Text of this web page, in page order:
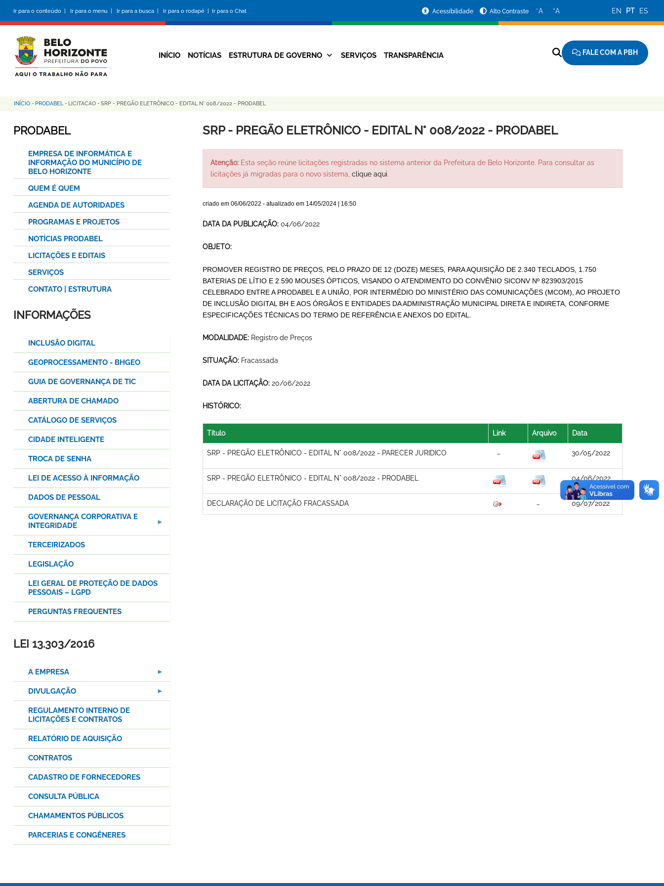
conteúdo
principal
Ir para o conteúdo | Ir para o menu | Ir para a busca | Ir para o rodapé | Ir para o Chat
da
Prefeitura
Acessibilidade Alto Contraste −A +A EN PT ES
Navegação
INÍCIO NOTÍCIAS ESTRUTURA DE GOVERNO SERVIÇOS TRANSPARÊNCIA FALE COM A PBH
Trilha
de
INÍCIO - PRODABEL - LICITACAO - SRP - PREGÃO ELETRÔNICO - EDITAL N° 008/2022 - PRODABEL
SRP - PREGÃO ELETRÔNICO - EDITAL N° 008/2022 - PRODABEL
Atenção:Esta seção reúne licitações registradas no sistema anterior da Prefeitura de Belo Horizonte. Para consultar as
licitações já migradas para o novo sistema, clique aqui.
criado em 06/06/2022 - atualizado em 14/05/2024 | 16:50
DATA DA PUBLICAÇÃO: 04/06/2022
OBJETO:
PROMOVER REGISTRO DE PREÇOS, PELO PRAZO DE 12 (DOZE) MESES, PARA AQUISIÇÃO DE 2.340 TECLADOS, 1.750
BATERIAS DE LÍTIO E 2.590 MOUSES ÓPTICOS, VISANDO O ATENDIMENTO DO CONVÊNIO SICONV Nº 823903/2015
CELEBRADO ENTRE A PRODABEL E A UNIÃO, POR INTERMÉDIO DO MINISTÉRIO DAS COMUNICAÇÕES (MCOM), AO PROJETO
DE INCLUSÃO DIGITAL BH E AOS ÓRGÃOS E ENTIDADES DA ADMINISTRAÇÃO MUNICIPAL DIRETA E INDIRETA, CONFORME
ESPECIFICAÇÕES TÉCNICAS DO TERMO DE REFERÊNCIA E ANEXOS DO EDITAL.
MODALIDADE: Registro de Preços
SITUAÇÃO: Fracassada
DATA DA LICITAÇÃO: 20/06/2022
HISTÓRICO:
Título Link Arquivo Data
SRP - PREGÃO ELETRÔNICO - EDITAL N° 008/2022 - PARECER JURIDICO 30/05/2022
SRP - PREGÃO ELETRÔNICO - EDITAL N° 008/2022 - PRODABEL 04/06/2022
DECLARAÇÃO DE LICITAÇÃO FRACASSADA 09/07/2022
PRODABEL
EMPRESA DE INFORMÁTICA E
INFORMAÇÃO DO MUNICÍPIO DE
BELO HORIZONTE
QUEM É QUEM
AGENDA DE AUTORIDADES
PROGRAMAS E PROJETOS
NOTÍCIAS PRODABEL
LICITAÇÕES E EDITAIS
SERVIÇOS
CONTATO | ESTRUTURA
INFORMAÇÕES
INCLUSÃO DIGITAL
GEOPROCESSAMENTO - BHGEO
GUIA DE GOVERNANÇA DE TIC
ABERTURA DE CHAMADO
CATÁLOGO DE SERVIÇOS
CIDADE INTELIGENTE
TROCA DE SENHA
LEI DE ACESSO À INFORMAÇÃO
DADOS DE PESSOAL
GOVERNANÇA CORPORATIVA E
INTEGRIDADE
TERCEIRIZADOS
LEGISLAÇÃO
LEI GERAL DE PROTEÇÃO DE DADOS
PESSOAIS – LGPD
PERGUNTAS FREQUENTES
LEI 13.303/2016
A EMPRESA
DIVULGAÇÃO
REGULAMENTO INTERNO DE
LICITAÇÕES E CONTRATOS
RELATÓRIO DE AQUISIÇÃO
CONTRATOS
CADASTRO DE FORNECEDORES
CONSULTA PÚBLICA
CHAMAMENTOS PÚBLICOS
PARCERIAS E CONGÊNERES